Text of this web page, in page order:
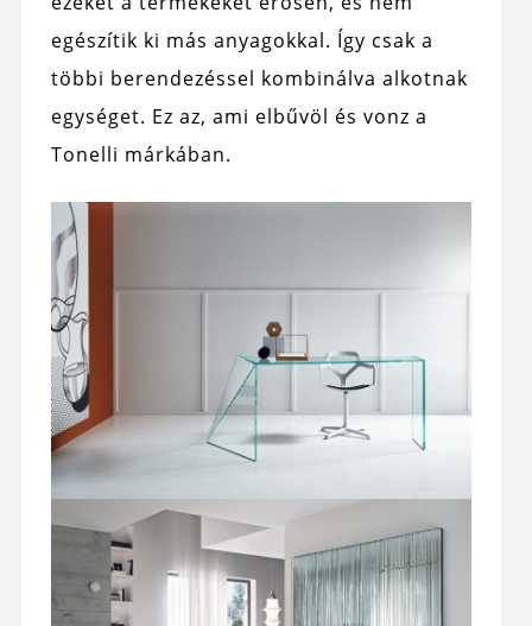
egészítik ki más anyagokkal. Így csak a
többi berendezéssel kombinálva alkotnak
egységet. Ez az, ami elbűvöl és vonz a
Tonelli márkában.